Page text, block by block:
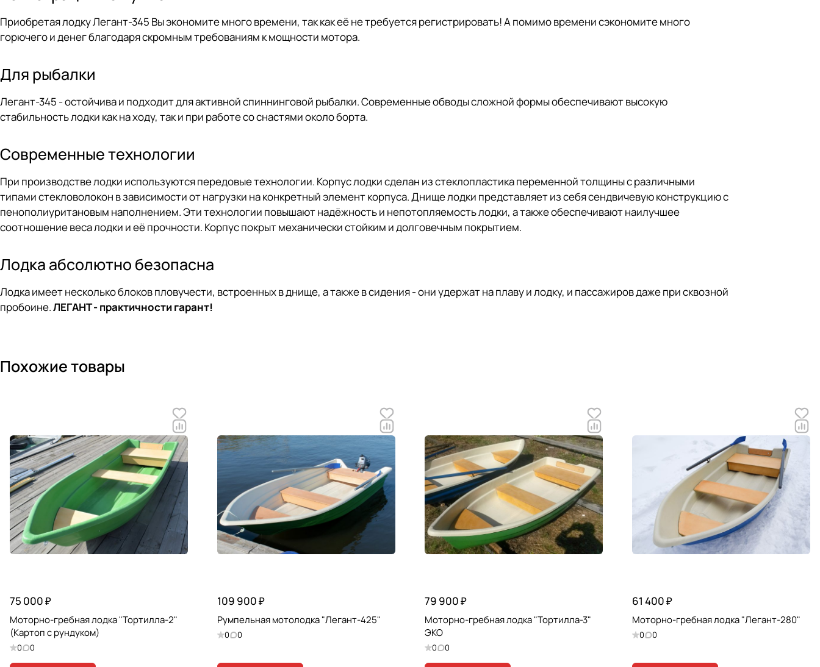
Приобретая лодку Легант-345 Вы экономите много времени, так как её не требуется регистрировать! А помимо времени сэкономите много
горючего и денег благодаря скромным требованиям к мощности мотора.
Для рыбалки
Легант-345 - остойчива и подходит для активной спиннинговой рыбалки. Современные обводы сложной формы обеспечивают высокую
стабильность лодки как на ходу, так и при работе со снастями около борта.
Современные технологии
При производстве лодки используются передовые технологии. Корпус лодки сделан из стеклопластика переменной толщины с различными
типами стекловолокон в зависимости от нагрузки на конкретный элемент корпуса. Днище лодки представляет из себя сендвичевую конструкцию с
пенополиуритановым наполнением. Эти технологии повышают надёжность и непотопляемость лодки, а также обеспечивают наилучшее
соотношение веса лодки и её прочности. Корпус покрыт механически стойким и долговечным покрытием.
Лодка абсолютно безопасна
Лодка имеет несколько блоков пловучести, встроенных в днище, а также в сидения - они удержат на плаву и лодку, и пассажиров даже при сквозной
пробоине.ЛЕГАНТ - практичности гарант!
Похожие товары
75 000 ₽
Моторно-гребная лодка "Тортилла-2"
(Картоп с рундуком)
0 0
109 900 ₽
Румпельная мотолодка "Легант-425"
0 0
79 900 ₽
Моторно-гребная лодка "Тортилла-3"
ЭКО
0 0
61 400 ₽
Моторно-гребная лодка "Легант-280"
0 0